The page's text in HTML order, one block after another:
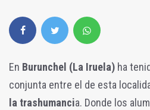
En Burunchel (La Iruela) ha
conjunta entre el de esta
la trashumancia. Donde los